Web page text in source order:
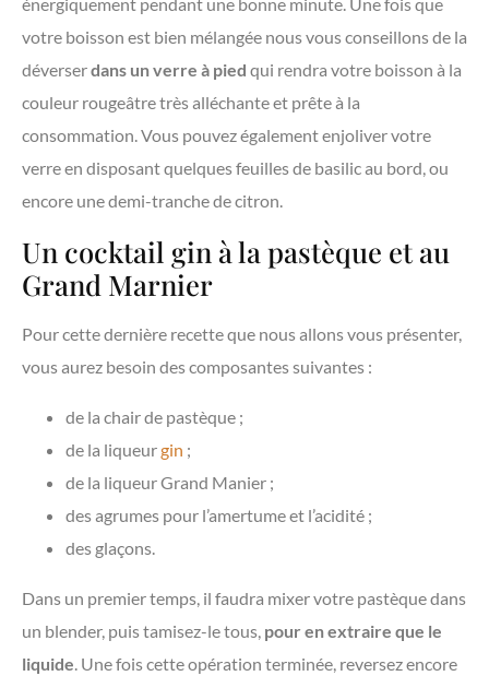
votre boisson est bien mélangée nous vous conseillons de la
déverserdans un verre à pied qui rendra votre boisson à la
couleur rougeâtre très alléchante et prête à la
consommation. Vous pouvez également enjoliver votre
verre en disposant quelques feuilles de basilic au bord, ou
encore une demi-tranche de citron.
Un cocktail gin à la pastèque et au
Grand Marnier
Pour cette dernière recette que nous allons vous présenter,
vous aurez besoin des composantes suivantes :
de la chair de pastèque ;
de la liqueurgin ;
de la liqueur Grand Manier ;
des agrumes pour l’amertume et l’acidité ;
des glaçons.
Dans un premier temps, il faudra mixer votre pastèque dans
un blender, puis tamisez-le tous, pour en extraire que le
liquide. Une fois cette opération terminée, reversez encore